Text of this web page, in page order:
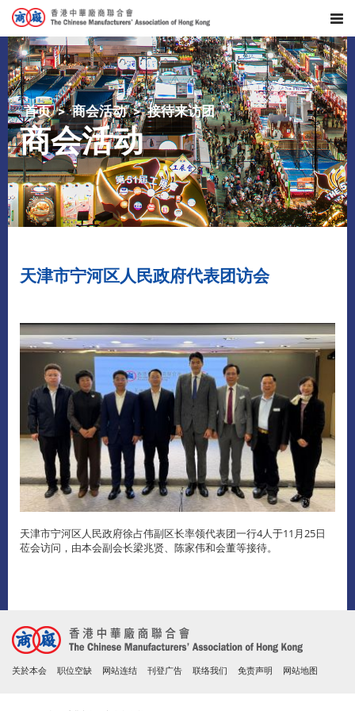
首页 商会活动 接待来访团
商会活动
天津市宁河区人民政府代表团访会
天津市宁河区人民政府徐占伟副区长率领代表团一行4人于11月25日
莅会访问，由本会副会长梁兆贤、陈家伟和会董等接待。
关於本会 职位空缺 网站连结 刊登广告 联络我们 免责声明 网站地图